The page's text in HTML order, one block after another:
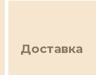
Доставка